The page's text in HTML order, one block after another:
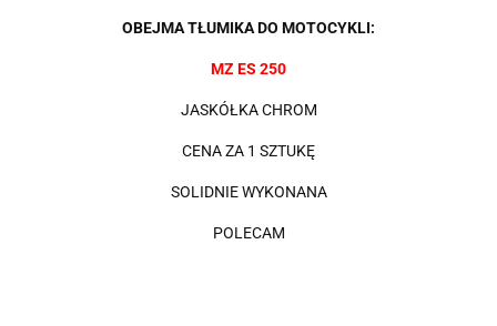
OBEJMA TŁUMIKA DO MOTOCYKLI:
MZ ES 250
JASKÓŁKA CHROM
CENA ZA 1 SZTUKĘ
SOLIDNIE WYKONANA
POLECAM